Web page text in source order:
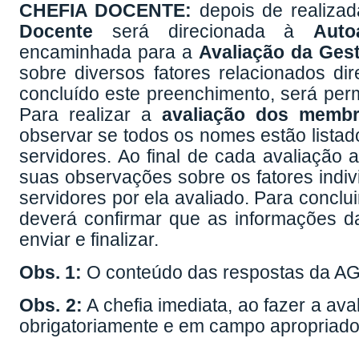
CHEFIA DOCENTE: depois de
Docente será direcionada à
encaminhada para a Avaliação da
sobre diversos fatores relacionados
concluído este preenchimento, será
Para realizar a avaliação dos
observar se todos os nomes estão
servidores. Ao final de cada avaliação
suas observações sobre os fatores
servidores por ela avaliado. Para
deverá confirmar que as informações
enviar e finalizar.
Obs. 1: O conteúdo das respostas da
Obs. 2: A chefia imediata, ao fazer a
obrigatoriamente e em campo